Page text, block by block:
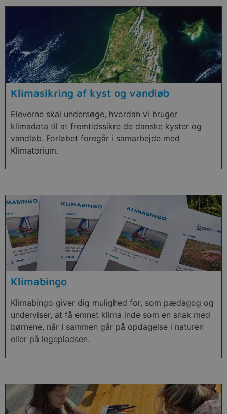
Klimasikring af kyst og vandløb
Eleverne skal undersøge, hvordan vi bruger
klimadata til at fremtidssikre de danske kyster og
vandløb. Forløbet foregår i samarbejde med
Klimatorium.
Klimabingo
Klimabingo giver dig mulighed for, som pædagog og
underviser, at få emnet klima inde som en snak med
børnene, når I sammen går på opdagelse i naturen
eller på legepladsen.